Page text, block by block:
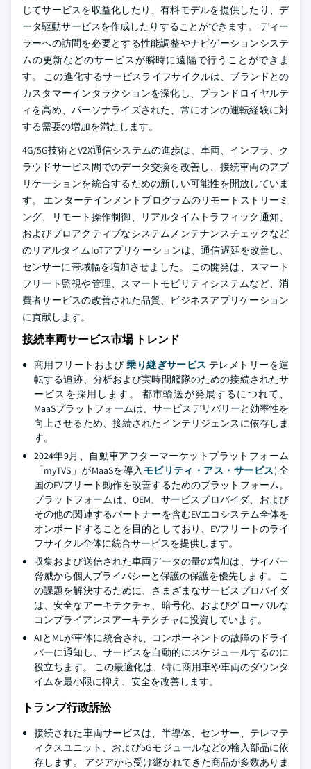
じてサービスを収益化したり、有料モデルを提供したり、デ
ータ駆動サービスを作成したりすることができます。 ディー
ラーへの訪問を必要とする性能調整やナビゲーションシステ
ムの更新などのサービスが瞬時に遠隔で行うことができま
す。 この進化するサービスライフサイクルは、ブランドとの
カスタマーインタラクションを深化し、ブランドロイヤルテ
ィを高め、パーソナライズされた、常にオンの運転経験に対
する需要の増加を満たします。
4G/5G技術とV2X通信システムの進歩は、車両、インフラ、ク
ラウドサービス間でのデータ交換を改善し、接続車両のアプ
リケーションを統合するための新しい可能性を開放していま
す。 エンターテインメントプログラムのリモートストリーミ
ング、リモート操作制御、リアルタイムトラフィック通知、
およびプロアクティブなシステムメンテナンスチェックなど
のリアルタイムIoTアプリケーションは、通信遅延を改善し、
センサーに帯域幅を増加させました。 この開発は、スマート
フリート監視や管理、スマートモビリティシステムなど、消
費者サービスの改善された品質、ビジネスアプリケーション
に貢献します。
接続車両サービス市場 トレンド
商用フリートおよび乗り継ぎサービス テレメトリーを運
転する追跡、分析および実時間艦隊のための接続されたサ
ービスを採用します。 都市輸送が発展するにつれて、
MaaSプラットフォームは、サービスデリバリーと効率性を
向上させるため、接続されたインテリジェンスに依存しま
す。
2024年9月、自動車アフターマーケットプラットフォーム
「myTVS」がMaaSを導入 モビリティ・アス・サービス) 全
国のEVフリート動作を改善するためのプラットフォーム。
プラットフォームは、OEM、サービスプロバイダ、および
その他の関連するパートナーを含むEVエコシステム全体を
オンボードすることを目的としており、EVフリートのライ
フサイクル全体に統合サービスを提供します。
収集および送信された車両データの量の増加は、サイバー
脅威から個人プライバシーと保護の保護を優先します。 こ
の課題を解決するために、さまざまなサービスプロバイダ
は、安全なアーキテクチャ、暗号化、およびグローバルな
コンプライアンスアーキテクチャに投資しています。
AIとMLが車体に統合され、コンポーネントの故障のドライ
バーに通知し、サービスを自動的にスケジュールするのに
役立ちます。 この最適化は、特に商用車や車両のダウンタ
イムを最小限に抑え、安全を改善します。
トランプ行政訴訟
接続された車両サービスは、半導体、センサー、テレマテ
ィクスユニット、および5Gモジュールなどの輸入部品に依
存します。 アジアから受け継がれてきた商品が多数ありま